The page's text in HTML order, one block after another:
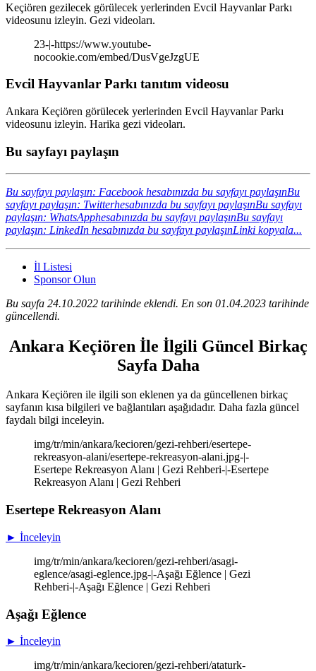
Keçiören gezilecek görülecek yerlerinden Evcil Hayvanlar Parkı
videosunu izleyin. Gezi videoları.
23-|-https://www.youtube-
nocookie.com/embed/DusVgeJzgUE
Evcil Hayvanlar Parkı tanıtım videosu
Ankara Keçiören görülecek yerlerinden Evcil Hayvanlar Parkı
videosunu izleyin. Harika gezi videoları.
Bu sayfayı paylaşın
Bu sayfayı paylaşın: Facebook hesabınızda bu sayfayı paylaşınBu
sayfayı paylaşın: Twitterhesabınızda bu sayfayı paylaşınBu sayfayı
paylaşın: WhatsApphesabınızda bu sayfayı paylaşınBu sayfayı
paylaşın: LinkedIn hesabınızda bu sayfayı paylaşınLinki kopyala...
İl Listesi
Sponsor Olun
Bu sayfa 24.10.2022 tarihinde eklendi. En son 01.04.2023 tarihinde
güncellendi.
Ankara Keçiören İle İlgili Güncel Birkaç
Sayfa Daha
Ankara Keçiören ile ilgili son eklenen ya da güncellenen birkaç
sayfanın kısa bilgileri ve bağlantıları aşağıdadır. Daha fazla güncel
faydalı bilgi inceleyin.
img/tr/min/ankara/kecioren/gezi-rehberi/esertepe-
rekreasyon-alani/esertepe-rekreasyon-alani.jpg-|-
Esertepe Rekreasyon Alanı | Gezi Rehberi-|-Esertepe
Rekreasyon Alanı | Gezi Rehberi
Esertepe Rekreasyon Alanı
► İnceleyin
img/tr/min/ankara/kecioren/gezi-rehberi/asagi-
eglence/asagi-eglence.jpg-|-Aşağı Eğlence | Gezi
Rehberi-|-Aşağı Eğlence | Gezi Rehberi
Aşağı Eğlence
► İnceleyin
img/tr/min/ankara/kecioren/gezi-rehberi/ataturk-